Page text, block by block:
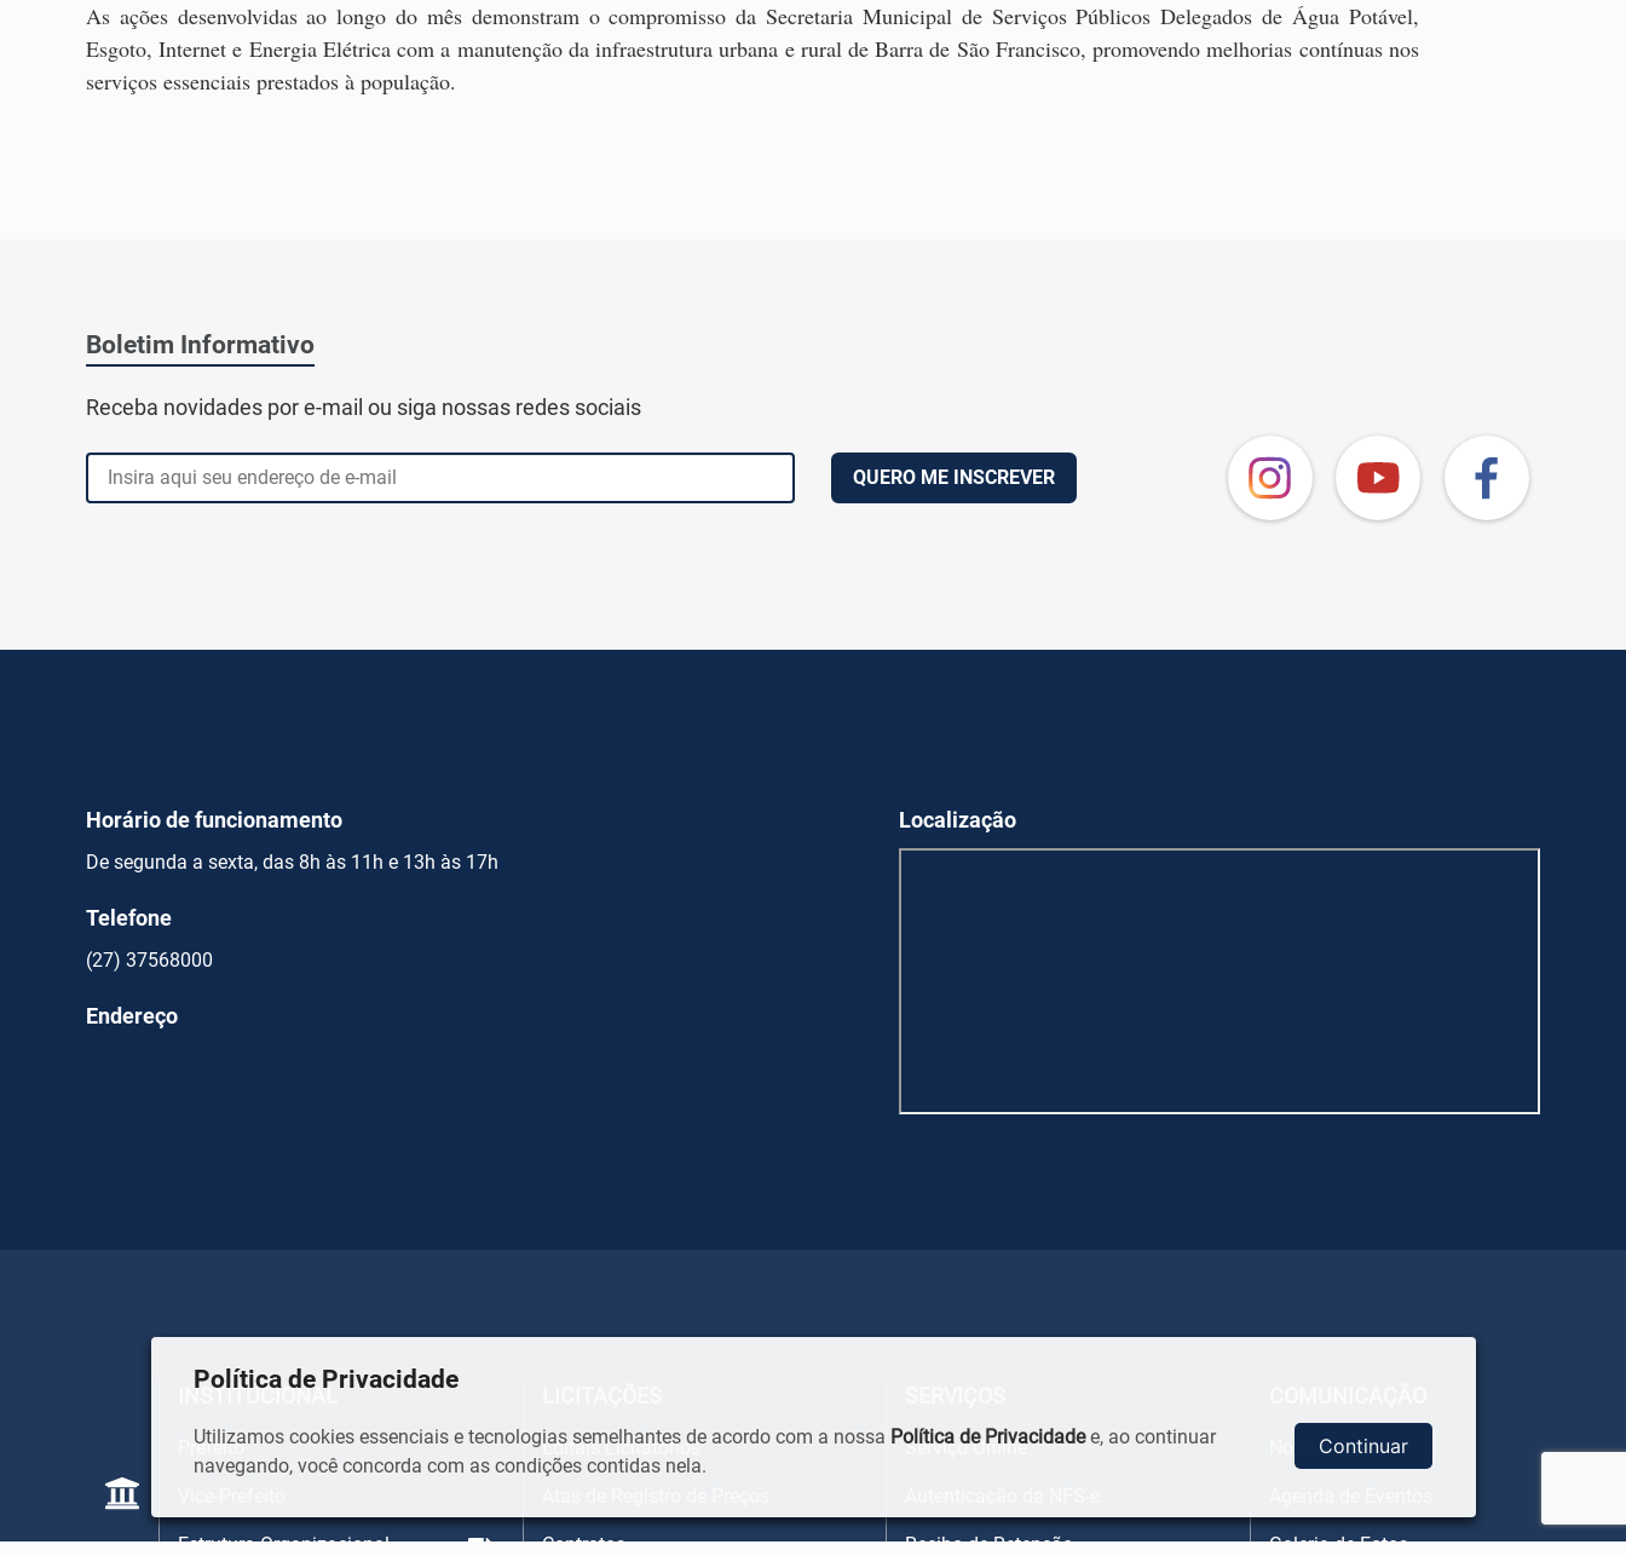
As ações desenvolvidas ao longo do mês demonstram o compromisso da Secretaria Municipal de Serviços Públicos Delegados de Água Potável,
Esgoto, Internet e Energia Elétrica com a manutenção da infraestrutura urbana e rural de Barra de São Francisco, promovendo melhorias contínuas nos
serviços essenciais prestados à população.
Boletim Informativo
Receba novidades por e-mail ou siga nossas redes sociais
QUERO ME INSCREVER
Horário de funcionamento
De segunda a sexta, das 8h às 11h e 13h às 17h
Telefone
(27) 37568000
Endereço
Localização
INSTITUCIONAL
Prefeito
Estrutura Organizacional
Editais Licitatórios
Contratos
Serviço Online
Recibo de Retenção
Notícia
Galeria de Fotos
Política de Privacidade
Utilizamos cookies essenciais e tecnologias semelhantes de acordo com a nossa Política de Privacidadee, ao continuar
navegando, você concorda com as condições contidas nela.
Continuar